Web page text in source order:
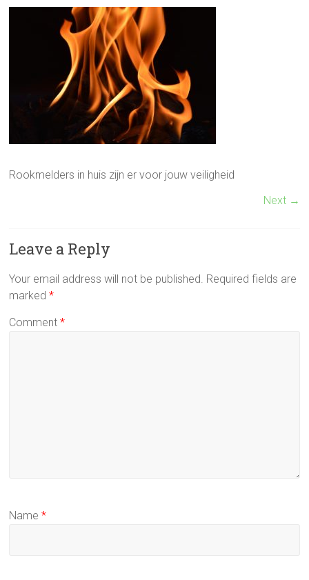
Rookmelders in huis zijn er voor jouw veiligheid
Next →
Leave a Reply
Your email address will not be published. Required fields are
marked*
Comment*
Name*